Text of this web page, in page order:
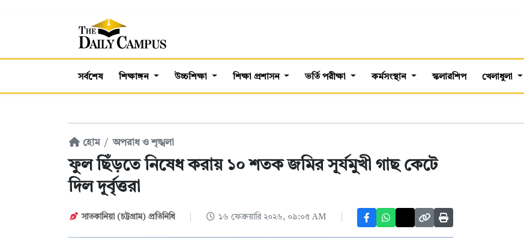
সর্বশেষ শিক্ষাঙ্গন উচ্চশিক্ষা শিক্ষা প্রশাসন ভর্তি পরীক্ষা কর্মসংস্থান স্কলারশিপ খেলাধুলা
হোম অপরাধ ও শৃঙ্খলা
ফুল ছিঁড়তে নিষেধ করায় ১০ শতক জমির সূর্যমুখী গাছ কেটে
দিল দূর্বৃত্তরা
সাতকানিয়া (চট্টগ্রাম) প্রতিনিধি ১৬ ফেব্রুয়ারি ২০২৬, ০৯:০৫ AM